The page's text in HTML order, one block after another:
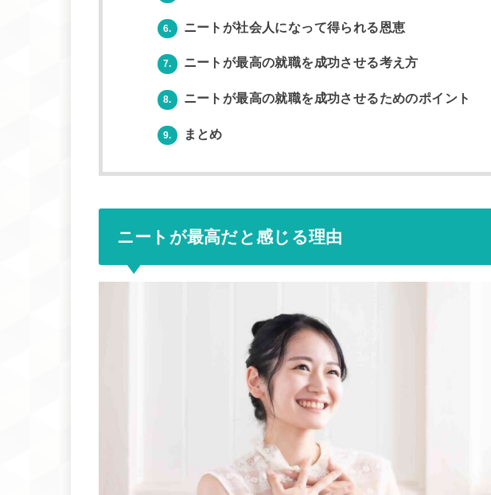
6. ニートが社会人になって得られる恩恵
7. ニートが最高の就職を成功させる考え方
8. ニートが最高の就職を成功させるためのポイント
9. まとめ
ニートが最高だと感じる理由